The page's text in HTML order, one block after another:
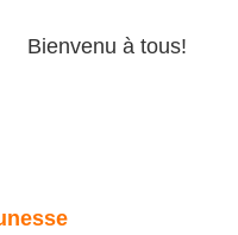
Bienvenu à tous!